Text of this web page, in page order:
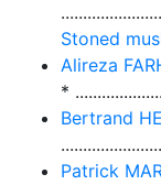
Stoned
Alireza
*
Bertrand
Patrick